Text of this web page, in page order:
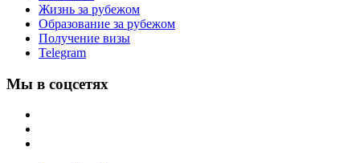
Жизнь за рубежом
Образование за рубежом
Получение визы
Telegram
Мы в соцсетях